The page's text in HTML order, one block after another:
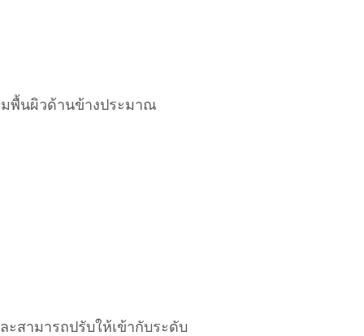
พื้นผิวด้านข้างประมาณ
สามารถปรับให้เข้ากับระดับ